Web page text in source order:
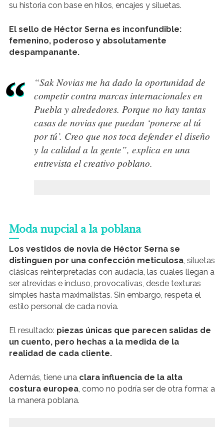
su historia con base en hilos, encajes y siluetas.
El sello de Héctor Serna es inconfundible:
femenino, poderoso y absolutamente
despampanante.
“Sak Novias me ha dado la oportunidad de
competir contra marcas internacionales en
Puebla y alrededores. Porque no hay tantas
casas de novias que puedan ‘ponerse al tú
por tú’. Creo que nos toca defender el diseño
y la calidad a la gente”, explica en una
entrevista el creativo poblano.
Moda nupcial a la poblana
Los vestidos de novia de Héctor Serna se
distinguen por una confección meticulosa, siluetas
clásicas reinterpretadas con audacia, las cuales llegan a
ser atrevidas e incluso, provocativas, desde texturas
simples hasta maximalistas. Sin embargo, respeta el
estilo personal de cada novia.
El resultado: piezas únicas que parecen salidas de
un cuento, pero hechas a la medida de la
realidad de cada cliente.
Además, tiene una clara influencia de la alta
costura europea, como no podría ser de otra forma: a
la manera poblana.